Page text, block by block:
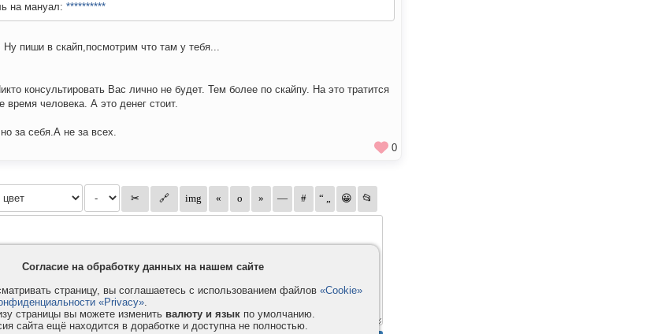
на мануал: **********
Ну пиши в скайп,посмотрим что там у тебя...
консультировать Вас лично не будет. Тем более по скайпу. На это тратится
время человека. А это денег стоит.
за себя.А не за всех.
0
Согласие на обработку данных на нашем сайте
страницу, вы соглашаетесь с использованием файлов «Cookie»
«Privacy».
страницы вы можете изменить валюту и язык по умолчанию.
сайта ещё находится в доработке и доступна не полностью.